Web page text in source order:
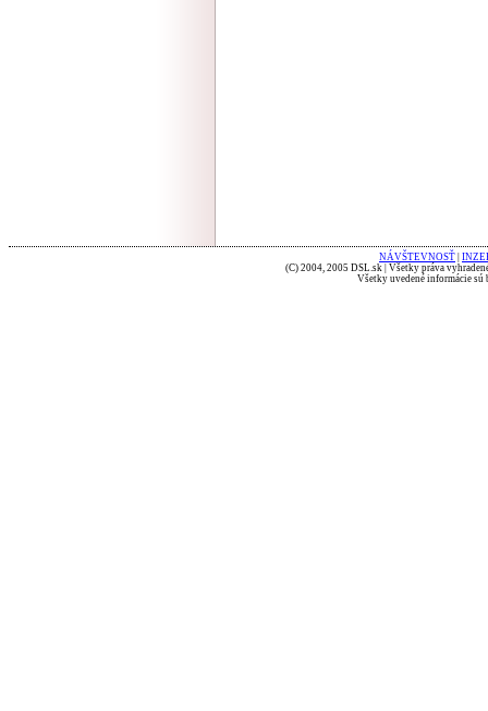
NÁVŠTEVNOSŤ
(C) 2004, 2005 DSL.sk | Všetky práva
Všetky uvedené informácie sú